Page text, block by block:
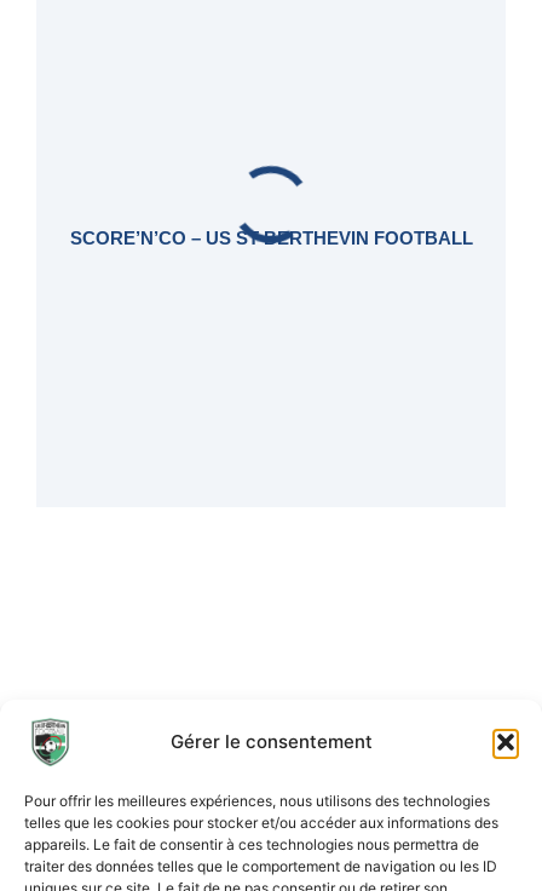
Gérer le consentement
Pour offrir les meilleures expériences, nous utilisons des technologies
telles que les cookies pour stocker et/ou accéder aux informations des
appareils. Le fait de consentir à ces technologies nous permettra de
traiter des données telles que le comportement de navigation ou les ID
SCORE’N’CO – US ST BERTHEVIN FOOTBALL